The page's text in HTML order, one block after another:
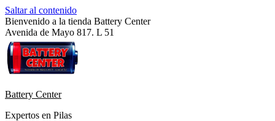
Saltar al contenido
Bienvenido a la tienda Battery Center
Avenida de Mayo 817. L 51
Battery Center
Expertos en Pilas